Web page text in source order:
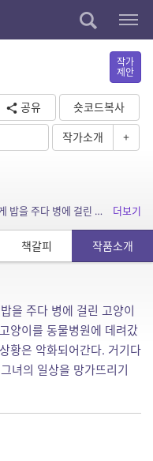
작가
제안
공유
숏코드복사
작가소개 +
소개: 캣맘인 민정은 평소처럼 길고양들에게 밥을 주다 병에 걸린 고양이를 발견한다. 온 몸에 기름기로 떡칠한 고양이를 동물병원에 데려갔지만, 오히려 평소 그녀의 평판 때문에 상황은 악화되...
더보기
책갈피 작품소개
을 주다 병에 걸린 고양이
양이를 동물병원에 데려갔
황은 악화되어간다. 거기다
녀의 일상을 망가뜨리기